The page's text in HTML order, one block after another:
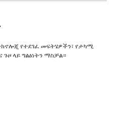
የተደገፈ መፍትሄዎችን፣ የታካሚ
ጉዞ ላይ ግልፅነትን ማስቻል።